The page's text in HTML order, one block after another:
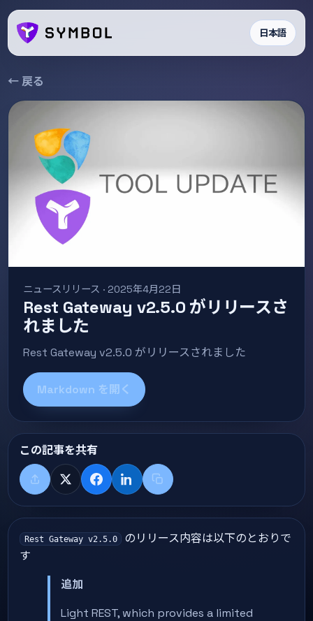
日本語
← 戻る
ニュースリリース · 2025年4月22日
Rest Gateway v2.5.0 がリリースさ
れました
Rest Gateway v2.5.0 がリリースされました
Markdown を開く
この記事を共有
共有する
X FacebookLinkedInタイトル+リンクをコピー
Rest Gateway v2.5.0
のリリース内容は以下のとおりで
す
追加
Light REST, which provides a limited